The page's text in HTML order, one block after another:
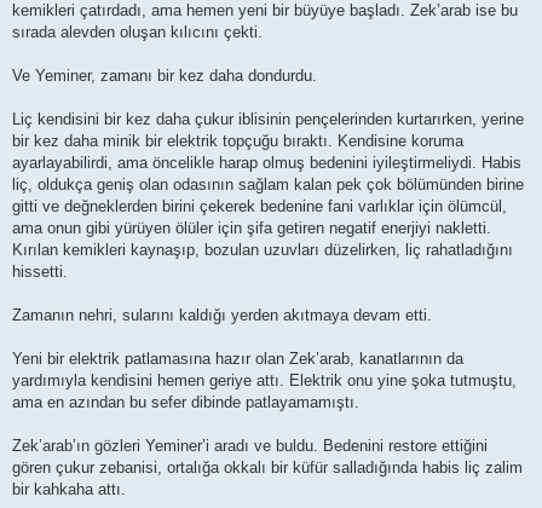
kemikleri çatırdadı, ama hemen yeni bir büyüye başladı. Zek’arab ise bu
sırada alevden oluşan kılıcını çekti.
Ve Yeminer, zamanı bir kez daha dondurdu.
Liç kendisini bir kez daha çukur iblisinin pençelerinden kurtarırken, yerine
bir kez daha minik bir elektrik topçuğu bıraktı. Kendisine koruma
ayarlayabilirdi, ama öncelikle harap olmuş bedenini iyileştirmeliydi. Habis
liç, oldukça geniş olan odasının sağlam kalan pek çok bölümünden birine
gitti ve değneklerden birini çekerek bedenine fani varlıklar için ölümcül,
ama onun gibi yürüyen ölüler için şifa getiren negatif enerjiyi nakletti.
Kırılan kemikleri kaynaşıp, bozulan uzuvları düzelirken, liç rahatladığını
hissetti.
Zamanın nehri, sularını kaldığı yerden akıtmaya devam etti.
Yeni bir elektrik patlamasına hazır olan Zek’arab, kanatlarının da
yardımıyla kendisini hemen geriye attı. Elektrik onu yine şoka tutmuştu,
ama en azından bu sefer dibinde patlayamamıştı.
Zek’arab’ın gözleri Yeminer’i aradı ve buldu. Bedenini restore ettiğini
gören çukur zebanisi, ortalığa okkalı bir küfür salladığında habis liç zalim
bir kahkaha attı.